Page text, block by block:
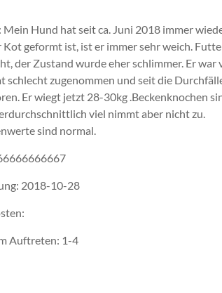
Hund hat seit ca. Juni 2018 immer
geformt ist, ist er immer sehr weich.
der Zustand wurde eher schlimmer. Er war
schlecht zugenommen und seit die
Er wiegt jetzt 28-30kg .Beckenknochen
viel nimmt aber nicht zu.
sind normal.
2018-10-28
Auftreten: 1-4